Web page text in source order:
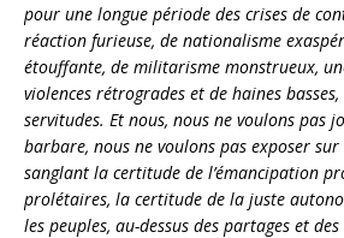
pour une longue période des crises de
réaction furieuse, de nationalisme
étouffante, de militarisme monstrueux,
violences rétrogrades et de haines
servitudes. Et nous, nous ne voulons pas
barbare, nous ne voulons pas exposer sur
sanglant la certitude de l’émancipation
prolétaires, la certitude de la juste
les peuples, au-dessus des partages et